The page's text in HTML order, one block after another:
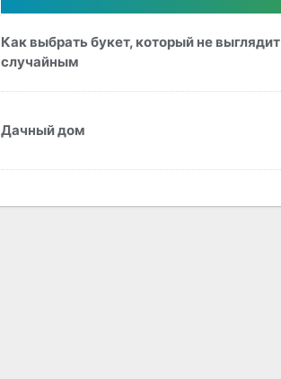
Как выбрать букет, который не выглядит
случайным
Дачный дом